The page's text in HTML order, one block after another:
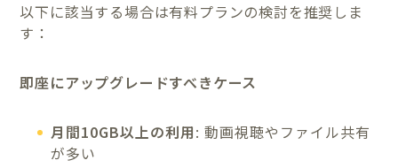
以下に該当する場合は有料プランの検討を推奨しま
す：
即座にアップグレードすべきケース
月間10GB以上の利用: 動画視聴やファイル共有
が多い